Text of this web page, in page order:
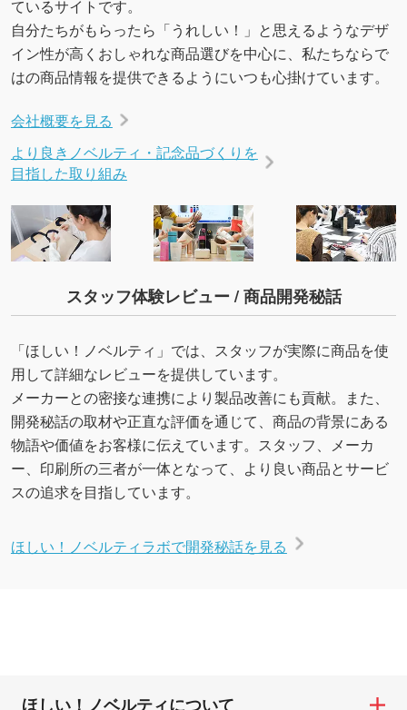
URLをご指定いただければ、QRコードを生成
いたします。配置のご相談にも応じています。
→詳しく見る
ているサイトです。
自分たちがもらったら「うれしい！」と思えるようなデザ
イン性が高くおしゃれな商品選びを中心に、私たちならで
はの商品情報を提供できるようにいつも心掛けています。
会社概要を見る
より良きノベルティ・記念品づくりを
目指した取り組み
スタッフ体験レビュー / 商品開発秘話
「ほしい！ノベルティ」では、スタッフが実際に商品を使
用して詳細なレビューを提供しています。
メーカーとの密接な連携により製品改善にも貢献。また、
開発秘話の取材や正直な評価を通じて、商品の背景にある
物語や価値をお客様に伝えています。スタッフ、メーカ
ー、印刷所の三者が一体となって、より良い商品とサービ
スの追求を目指しています。
ほしい！ノベルティラボで開発秘話を見る
ほしい！ノベルティについて